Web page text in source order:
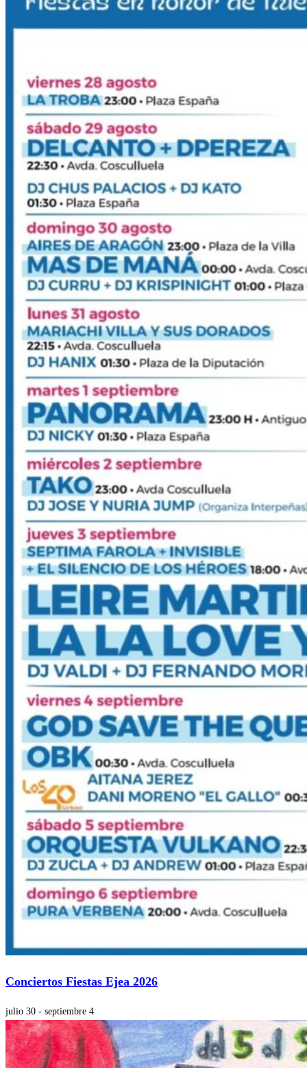
Conciertos Fiestas Ejea 2026
julio 30 - septiembre 4